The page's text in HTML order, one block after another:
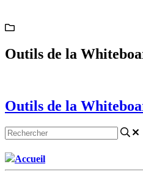
Outils de la
Outils de la
Accueil